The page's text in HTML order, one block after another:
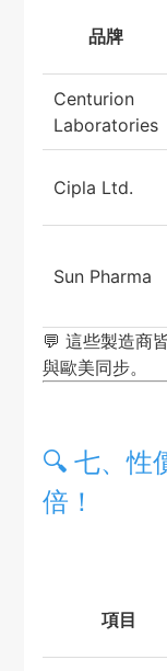
品牌
Centurion
Laboratories
Cipla Ltd.
Sun Pharma
💬 這些製造商
與歐美同步。
🔍 七、性
倍！
項目